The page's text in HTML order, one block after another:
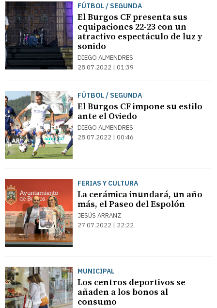
FÚTBOL / SEGUNDA
El Burgos CF presenta sus
equipaciones 22-23 con un
atractivo espectáculo de luz y
sonido
DIEGO ALMENDRES
28.07.2022 | 01:39
FÚTBOL / SEGUNDA
El Burgos CF impone su estilo
ante el Oviedo
DIEGO ALMENDRES
28.07.2022 | 00:46
FERIAS Y CULTURA
La cerámica inundará, un año
más, el Paseo del Espolón
JESÚS ARRANZ
27.07.2022 | 22:22
MUNICIPAL
Los centros deportivos se
añaden a los bonos al
consumo